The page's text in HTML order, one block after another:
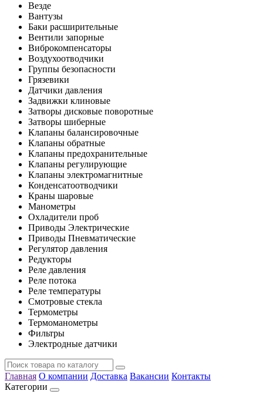
Везде
Вантузы
Баки расширительные
Вентили запорные
Виброкомпенсаторы
Воздухоотводчики
Группы безопасности
Грязевики
Датчики давления
Задвижки клиновые
Затворы дисковые поворотные
Затворы шиберные
Клапаны балансировочные
Клапаны обратные
Клапаны предохранительные
Клапаны регулирующие
Клапаны электромагнитные
Конденсатоотводчики
Краны шаровые
Манометры
Охладители проб
Приводы Электрические
Приводы Пневматические
Регулятор давления
Редукторы
Реле давления
Реле потока
Реле температуры
Смотровые стекла
Термометры
Термоманометры
Фильтры
Электродные датчики
Главная О компании Доставка Вакансии Контакты
Категории